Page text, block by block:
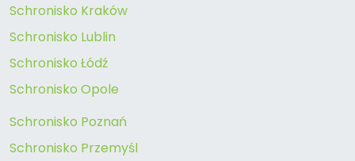
Schronisko Kraków
Schronisko Lublin
Schronisko Łódź
Schronisko Opole
Schronisko Poznań
Schronisko Przemyśl